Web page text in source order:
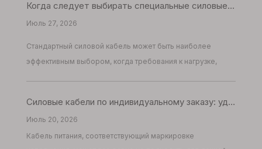
Когда следует выбирать специальные силовые кабели вместо стандартных решений: руководство для инженеров-электриков
Июль 27, 2026
Стандартный силовой кабель может быть наиболее
эффективным выбором, когда требования к нагрузке,
Силовые кабели по индивидуальному заказу: удовлетворение уникальных требований к определенному напряжению и проводимости
Июль 20, 2026
Кабель питания, соответствующий маркировке